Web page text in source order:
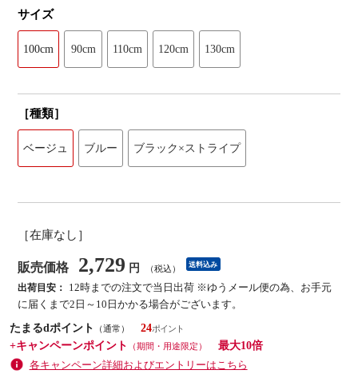
サイズ
100cm 90cm 110cm 120cm 130cm
［種類］
ベージュ ブルー ブラック×ストライプ
［在庫なし］
販売価格 2,729 円 （税込） 送料込み
出荷目安：
12時までの注文で当日出荷 ※ゆうメール便の為、お手元
に届くまで2日～10日かかる場合がございます。
たまるdポイント
（通常）
24
+キャンペーンポイント
（期間・用途限定）
最大10倍
各キャンペーン詳細およびエントリーはこちら